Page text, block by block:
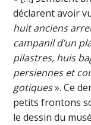
déclarent avoir
huit anciens
campanil d’un
pilastres, huis
persiennes et
gotiques». Ce
petits frontons
le dessin du